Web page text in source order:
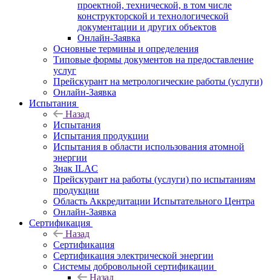
проектной, технической, в том числе
конструкторской и технологической
документации и других объектов
Онлайн-Заявка
Основные термины и определения
Типовые формы документов на предоставление
услуг
Прейскурант на метрологические работы (услуги)
Онлайн-Заявка
Испытания
Назад
Испытания
Испытания продукции
Испытания в области использования атомной
энергии
Знак ILAC
Прейскурант на работы (услуги) по испытаниям
продукции
Область Аккредитации Испытательного Центра
Онлайн-Заявка
Сертификация
Назад
Сертификация
Сертификация электрической энергии
Системы добровольной сертификации
Назад